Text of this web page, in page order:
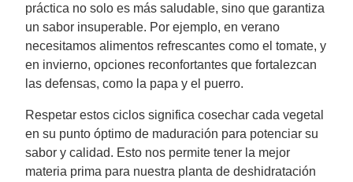
práctica no solo es más saludable, sino que garantiza
un sabor insuperable. Por ejemplo, en verano
necesitamos alimentos refrescantes como el tomate, y
en invierno, opciones reconfortantes que fortalezcan
las defensas, como la papa y el puerro.
Respetar estos ciclos significa cosechar cada vegetal
en su punto óptimo de maduración para potenciar su
sabor y calidad. Esto nos permite tener la mejor
materia prima para nuestra planta de deshidratación